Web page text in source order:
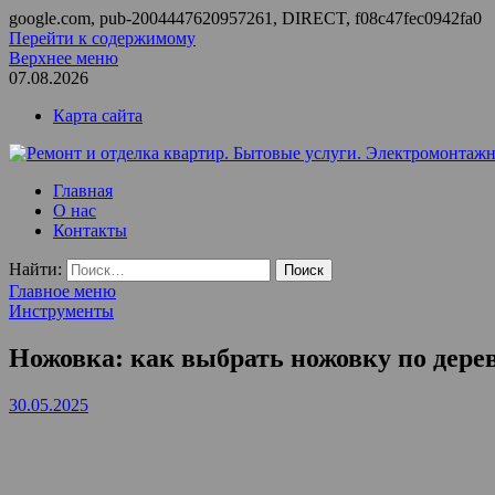
google.com, pub-2004447620957261, DIRECT, f08c47fec0942fa0
Перейти к содержимому
Верхнее меню
07.08.2026
Карта сайта
Ремонт и отделка квартир. Бытовые услуги.
ООО Домус — ремонт квартир, обслуживание и ремонт
Главная
О нас
Контакты
Найти:
Главное меню
Инструменты
Ножовка: как выбрать ножовку по
30.05.2025